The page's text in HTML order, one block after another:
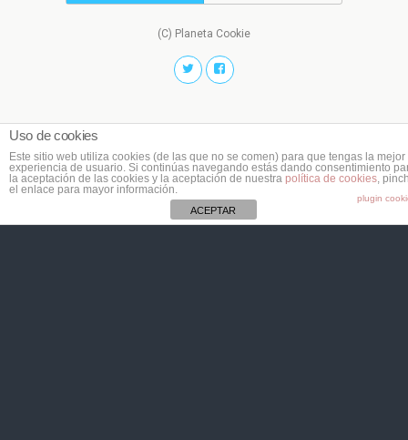
(C) Planeta Cookie
Uso de cookies
Este sitio web utiliza cookies (de las que no se comen) para que tengas la mejor
experiencia de usuario. Si continúas navegando estás dando consentimiento
la aceptación de las cookies y la aceptación de nuestra política de cookies,
el enlace para mayor información.
plugin
ACEPTAR